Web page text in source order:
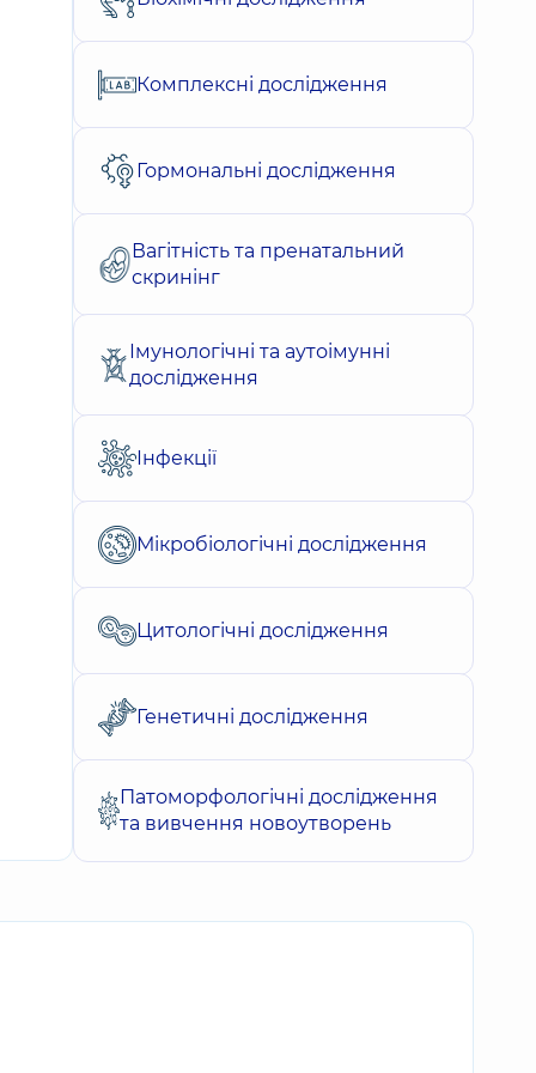
Комплексні дослідження
Гормональні дослідження
Вагітність та пренатальний
скринінг
Імунологічні та аутоімунні
дослідження
Інфекції
Мікробіологічні дослідження
Цитологічні дослідження
Генетичні дослідження
Патоморфологічні дослідження
та вивчення новоутворень